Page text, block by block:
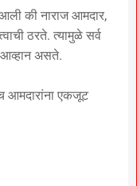
की नाराज आमदार,
ठरते. त्यामुळे सर्व
आव्हान असते.
आमदारांना एकजूट